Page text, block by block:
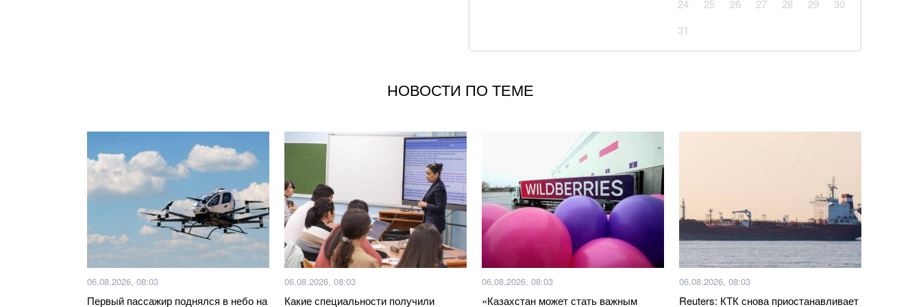
Ученые неожиданно обнаружили, что мозг лжет о том, что видят
добавьте один ингридиент
Как можно использовать масло из рыбных консервов. Лайфхак
Российские пропагандисты выдают Санкт-Петербург за
"восстановленный" Мариуполь
Маляр озвучила соотношение потерь Украины и россии
Пассажир самолета США зафиксировал НЛО
24
25 26 27 28 29
30
31
НОВОСТИ ПО ТЕМЕ
06.08.2026, 08:03
Первый пассажир поднялся в небо на
06.08.2026, 08:03
Какие специальности получили
06.08.2026, 08:03
«Казахстан может стать важным
06.08.2026, 08:03
Reuters: КТК снова приостанавливает